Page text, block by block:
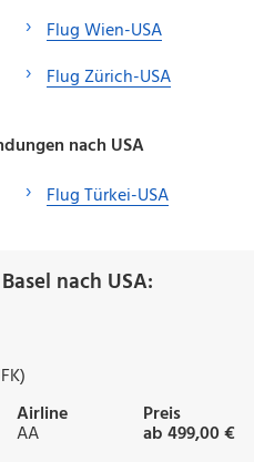
Flug Wien-USA
Flug Zürich-USA
nach USA
Flug Türkei-USA
nach USA:
Airline
AA
Preis
ab 499,00 €